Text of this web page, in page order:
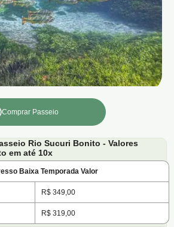
Comprar Passeio
Rio Sucuri Bonito - Valores
em até 10x
Baixa Temporada Valor
R$ 349,00
R$ 319,00